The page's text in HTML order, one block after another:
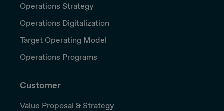
Operations Strategy
Operations Digitalization
Target Operating Model
Operations Programs
Customer
Value Proposal & Strategy